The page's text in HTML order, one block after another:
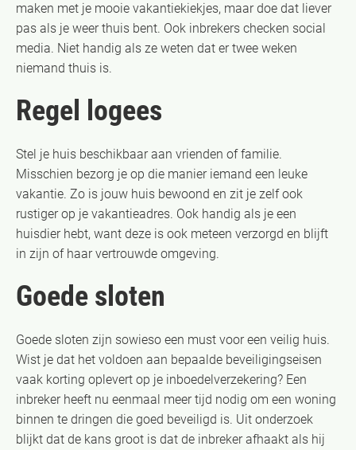
maken met je mooie vakantiekiekjes, maar doe dat liever
pas als je weer thuis bent. Ook inbrekers checken social
media. Niet handig als ze weten dat er twee weken
niemand thuis is.
Regel logees
Stel je huis beschikbaar aan vrienden of familie.
Misschien bezorg je op die manier iemand een leuke
vakantie. Zo is jouw huis bewoond en zit je zelf ook
rustiger op je vakantieadres. Ook handig als je een
huisdier hebt, want deze is ook meteen verzorgd en blijft
in zijn of haar vertrouwde omgeving.
Goede sloten
Goede sloten zijn sowieso een must voor een veilig huis.
Wist je dat het voldoen aan bepaalde beveiligingseisen
vaak korting oplevert op je inboedelverzekering? Een
inbreker heeft nu eenmaal meer tijd nodig om een woning
binnen te dringen die goed beveiligd is. Uit onderzoek
blijkt dat de kans groot is dat de inbreker afhaakt als hij